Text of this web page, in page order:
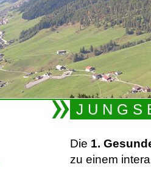
J U N G S
Die 1.
zu einem